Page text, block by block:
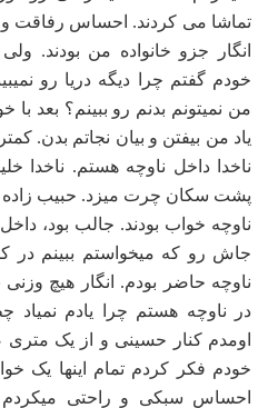
تماشا می کردند. احساس رفاقت و
انگار جزو خانواده من بودند.
خودم گفتم چرا دیگه دریا رو
من نمیتونم بدنم رو ببینم؟ بعد
یاد من بیفتن و بیان نجاتم بدن.
ناخدا داخل ناوچه هستم. ناخدا
پشت سکان چرت میزد. حبیب زاده
ناوچه خواب بودند. جالب بود،
جاش رو که میخواستم ببینم در
ناوچه حاضر بودم. انگار هیچ وزنی
در ناوچه هستم چرا یادم نمیاد
اومدم کنار حسینی و از یک
خودم فکر کردم تمام اینها یک
احساس سبکی و راحتی میکردم